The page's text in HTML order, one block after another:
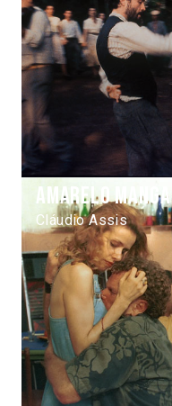
Amarelo manga
Cláudio Assis